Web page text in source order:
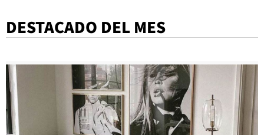
DESTACADO DEL MES